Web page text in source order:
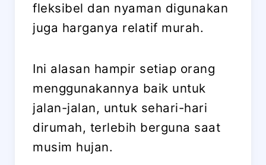
fleksibel dan nyaman digunakan
juga harganya relatif murah.
Ini alasan hampir setiap orang
menggunakannya baik untuk
jalan-jalan, untuk sehari-hari
dirumah, terlebih berguna saat
musim hujan.